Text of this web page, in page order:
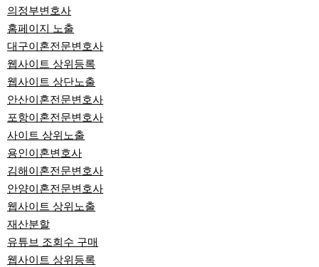
의정부변호사
홈페이지 노출
대구이혼전문변호사
웹사이트 상위등록
웹사이트 상단노출
안산이혼전문변호사
포항이혼전문변호사
사이트 상위노출
용인이혼변호사
김해이혼전문변호사
안양이혼전문변호사
웹사이트 상위노출
재산분할
유튜브 조회수 구매
웹사이트 상위등록